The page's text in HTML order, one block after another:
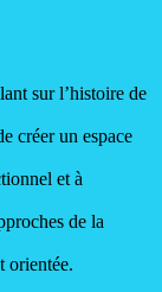
sur l’histoire de
créer un espace
et à
de la
orientée.